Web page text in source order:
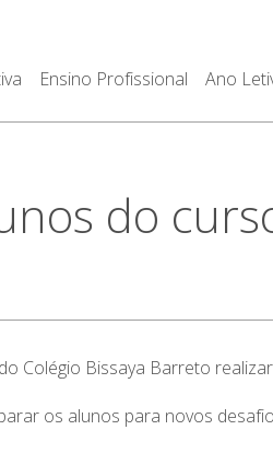
Ensino Profissional Ano
do
Colégio Bissaya Barreto
os alunos para novos